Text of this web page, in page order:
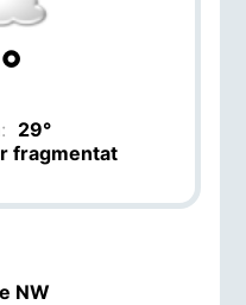
29°
fragmentat
NW